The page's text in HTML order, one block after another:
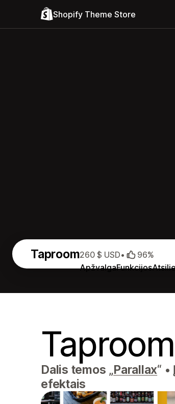
Shopify Theme Store
Taproom
ApžvalgaFunkcijos
260 $ USD• 96%
Taproom
Dalis temos „Parallax“ •
efektais